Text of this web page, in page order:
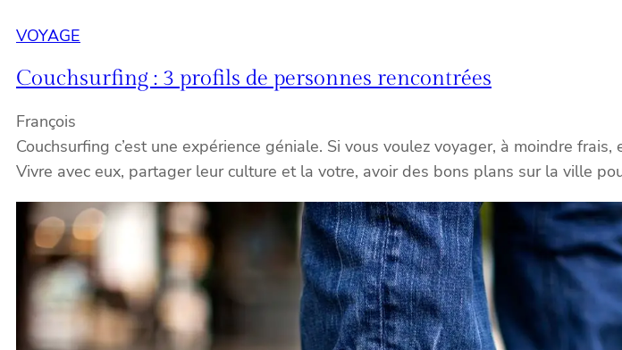
VOYAGE
Couchsurfing : 3 profils de personnes rencontrées
François
Couchsurfing c’est une expérience géniale. Si vous voulez voyager, à moindre
Vivre avec eux, partager leur culture et la votre, avoir des bons plans sur la ville